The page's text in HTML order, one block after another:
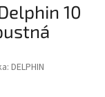
10
DELPHIN